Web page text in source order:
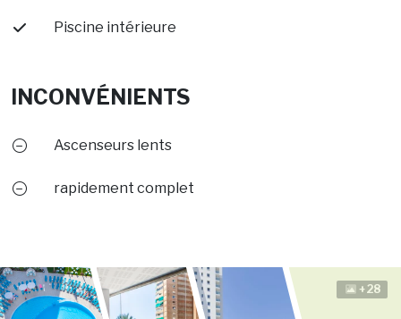
Piscine intérieure
INCONVÉNIENTS
Ascenseurs lents
rapidement complet
+28